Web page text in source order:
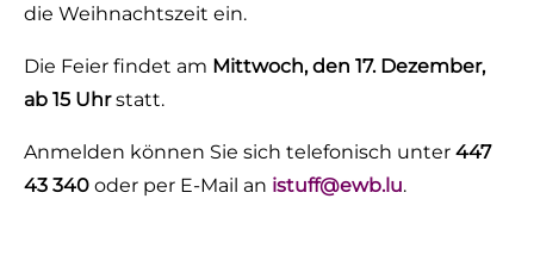
die Weihnachtszeit ein.
Die Feier findet am Mittwoch, den 17. Dezember,
ab 15 Uhrstatt.
Anmelden können Sie sich telefonisch unter 447
43 340 oder per E-Mail an istuff@ewb.lu.